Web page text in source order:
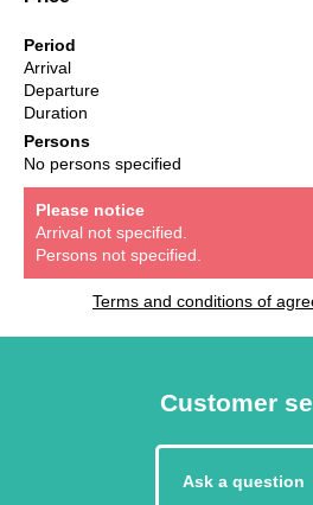
Period
Arrival
Departure
Duration
Persons
No persons specified
Please notice
Arrival not specified.
Persons not specified.
Terms and conditions of
Customer
Ask a question